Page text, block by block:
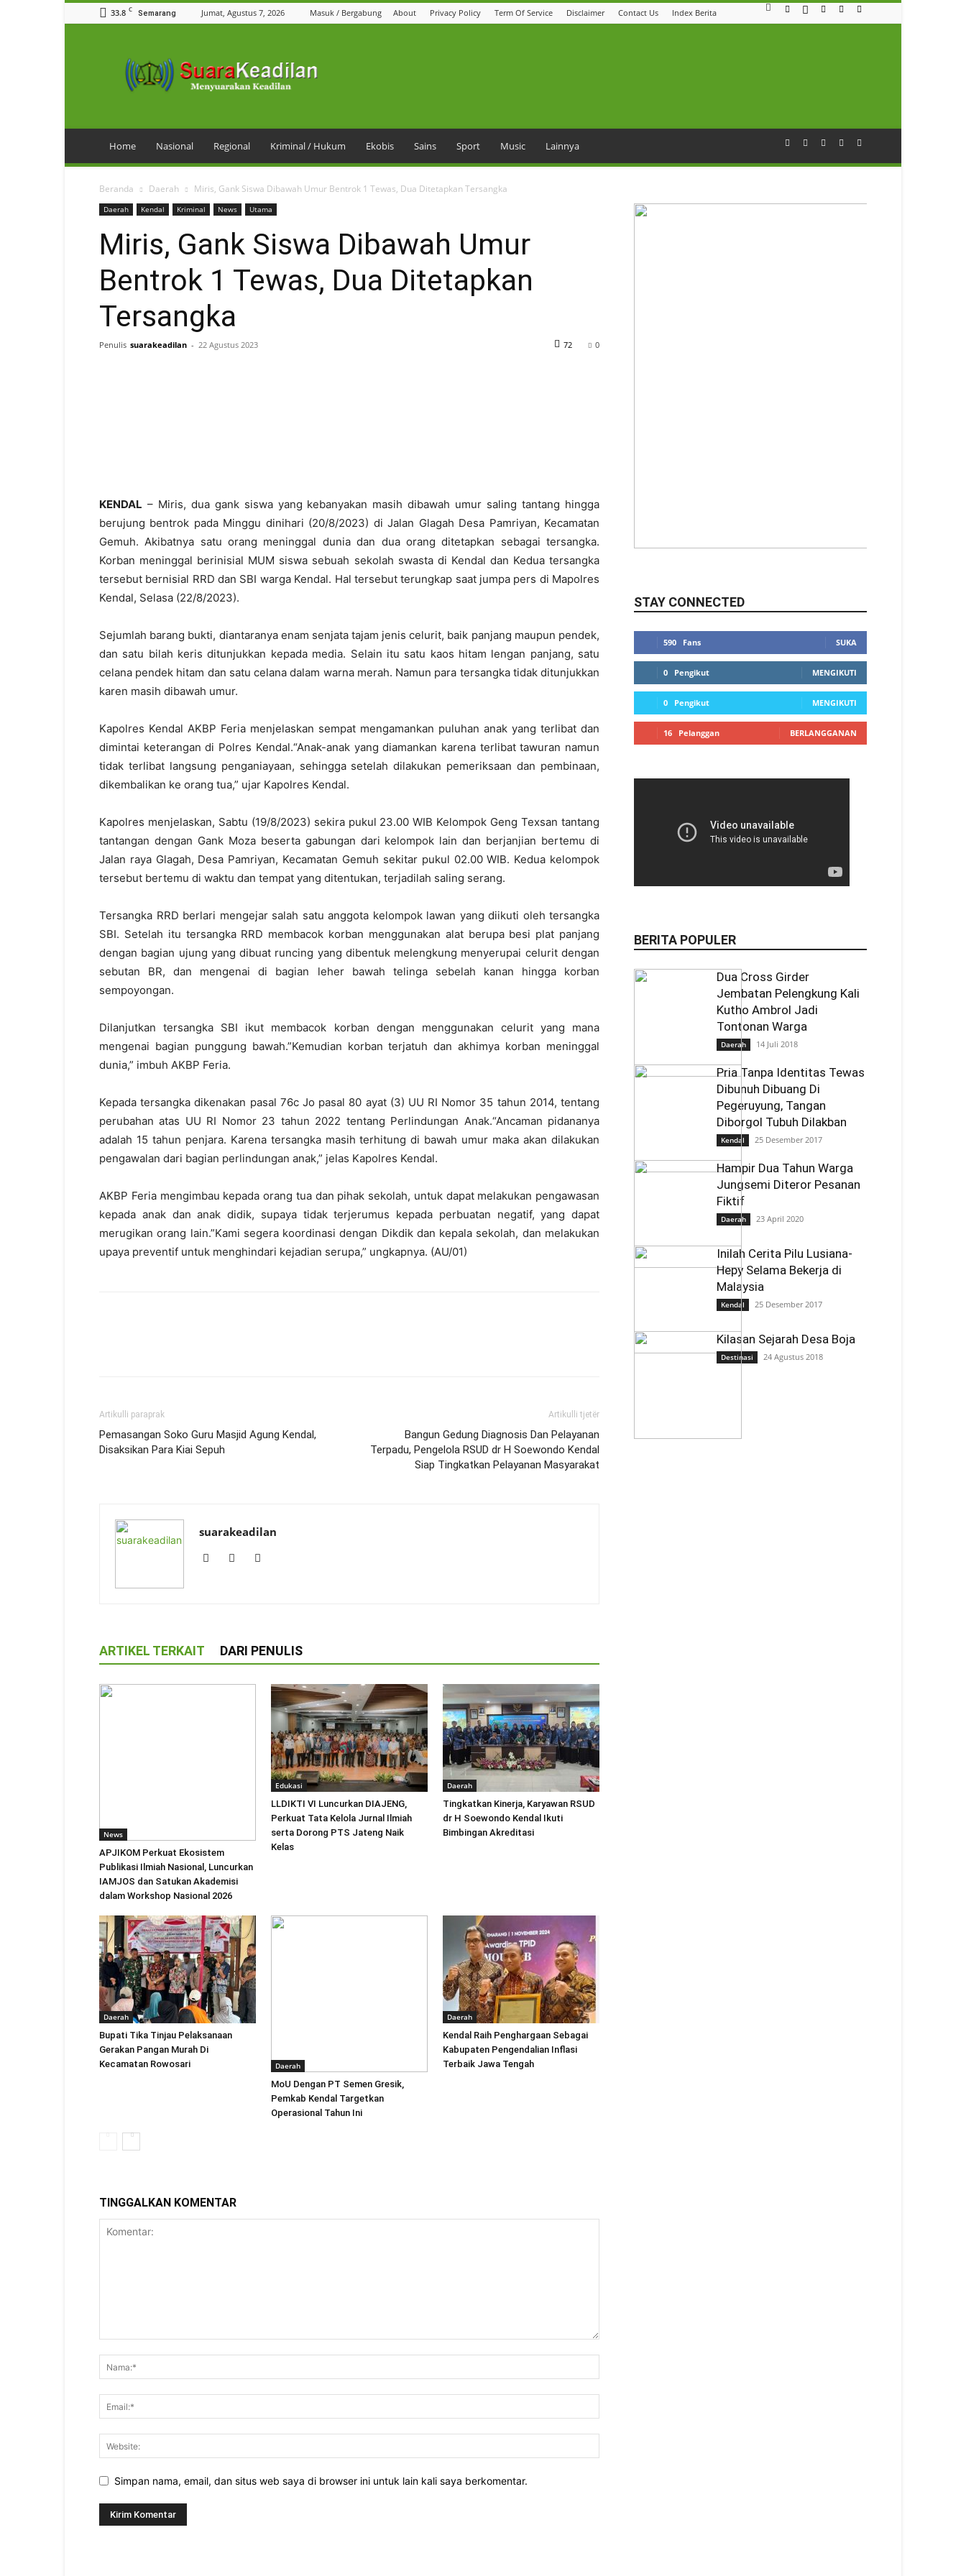
33.8 C Semarang Jumat, Agustus 7, 2026 Masuk / Bergabung About Privacy Policy Term Of Service Disclaimer Contact Us Index Berita
Home Nasional Regional Kriminal / Hukum Ekobis Sains Sport Music Lainnya
Beranda Daerah Miris, Gank Siswa Dibawah Umur Bentrok 1 Tewas, Dua Ditetapkan Tersangka
Daerah Kendal Kriminal News Utama
Miris, Gank Siswa Dibawah Umur
Bentrok 1 Tewas, Dua Ditetapkan
Tersangka
Penulis suarakeadilan - 22 Agustus 2023 0
72
KENDAL – Miris, dua gank siswa yang kebanyakan masih dibawah umur saling tantang hingga
berujung bentrok pada Minggu dinihari (20/8/2023) di Jalan Glagah Desa Pamriyan, Kecamatan
Gemuh. Akibatnya satu orang meninggal dunia dan dua orang ditetapkan sebagai tersangka.
Korban meninggal berinisial MUM siswa sebuah sekolah swasta di Kendal dan Kedua tersangka
tersebut bernisial RRD dan SBI warga Kendal. Hal tersebut terungkap saat jumpa pers di Mapolres
Kendal, Selasa (22/8/2023).
Sejumlah barang bukti, diantaranya enam senjata tajam jenis celurit, baik panjang maupun pendek,
dan satu bilah keris ditunjukkan kepada media. Selain itu satu kaos hitam lengan panjang, satu
celana pendek hitam dan satu celana dalam warna merah. Namun para tersangka tidak ditunjukkan
karen masih dibawah umur.
Kapolres Kendal AKBP Feria menjelaskan sempat mengamankan puluhan anak yang terlibat dan
dimintai keterangan di Polres Kendal.“Anak-anak yang diamankan karena terlibat tawuran namun
tidak terlibat langsung penganiayaan, sehingga setelah dilakukan pemeriksaan dan pembinaan,
dikembalikan ke orang tua,” ujar Kapolres Kendal.
Kapolres menjelaskan, Sabtu (19/8/2023) sekira pukul 23.00 WIB Kelompok Geng Texsan tantang
tantangan dengan Gank Moza beserta gabungan dari kelompok lain dan berjanjian bertemu di
Jalan raya Glagah, Desa Pamriyan, Kecamatan Gemuh sekitar pukul 02.00 WIB. Kedua kelompok
tersebut bertemu di waktu dan tempat yang ditentukan, terjadilah saling serang.
Tersangka RRD berlari mengejar salah satu anggota kelompok lawan yang diikuti oleh tersangka
SBI. Setelah itu tersangka RRD membacok korban menggunakan alat berupa besi plat panjang
dengan bagian ujung yang dibuat runcing yang dibentuk melengkung menyerupai celurit dengan
sebutan BR, dan mengenai di bagian leher bawah telinga sebelah kanan hingga korban
sempoyongan.
Dilanjutkan tersangka SBI ikut membacok korban dengan menggunakan celurit yang mana
mengenai bagian punggung bawah.”Kemudian korban terjatuh dan akhimya korban meninggal
dunia,” imbuh AKBP Feria.
Kepada tersangka dikenakan pasal 76c Jo pasal 80 ayat (3) UU RI Nomor 35 tahun 2014, tentang
perubahan atas UU RI Nomor 23 tahun 2022 tentang Perlindungan Anak.“Ancaman pidananya
adalah 15 tahun penjara. Karena tersangka masih terhitung di bawah umur maka akan dilakukan
pengawalan dari bagian perlindungan anak,” jelas Kapolres Kendal.
AKBP Feria mengimbau kepada orang tua dan pihak sekolah, untuk dapat melakukan pengawasan
kepada anak dan anak didik, supaya tidak terjerumus kepada perbuatan negatif, yang dapat
merugikan orang lain.”Kami segera koordinasi dengan Dikdik dan kepala sekolah, dan melakukan
upaya preventif untuk menghindari kejadian serupa,” ungkapnya. (AU/01)
Artikulli paraprak
Pemasangan Soko Guru Masjid Agung Kendal,
Disaksikan Para Kiai Sepuh
Artikulli tjetër
Bangun Gedung Diagnosis Dan Pelayanan
Terpadu, Pengelola RSUD dr H Soewondo Kendal
Siap Tingkatkan Pelayanan Masyarakat
suarakeadilan
ARTIKEL TERKAIT DARI PENULIS
News
APJIKOM Perkuat Ekosistem
Publikasi Ilmiah Nasional, Luncurkan
IAMJOS dan Satukan Akademisi
dalam Workshop Nasional 2026
Edukasi
LLDIKTI VI Luncurkan DIAJENG,
Perkuat Tata Kelola Jurnal Ilmiah
serta Dorong PTS Jateng Naik
Kelas
Daerah
Tingkatkan Kinerja, Karyawan RSUD
dr H Soewondo Kendal Ikuti
Bimbingan Akreditasi
Daerah
Bupati Tika Tinjau Pelaksanaan
Gerakan Pangan Murah Di
Kecamatan Rowosari
Daerah
MoU Dengan PT Semen Gresik,
Pemkab Kendal Targetkan
Operasional Tahun Ini
Daerah
Kendal Raih Penghargaan Sebagai
Kabupaten Pengendalian Inflasi
Terbaik Jawa Tengah
TINGGALKAN KOMENTAR
Simpan nama, email, dan situs web saya di browser ini untuk lain kali saya berkomentar.
STAY CONNECTED
590 Fans SUKA
0 Pengikut MENGIKUTI
0 Pengikut MENGIKUTI
16 Pelanggan BERLANGGANAN
BERITA POPULER
Dua Cross Girder
Jembatan Pelengkung Kali
Kutho Ambrol Jadi
Tontonan Warga
Daerah 14 Juli 2018
Pria Tanpa Identitas Tewas
Dibunuh Dibuang Di
Pegeruyung, Tangan
Diborgol Tubuh Dilakban
Kendal 25 Desember 2017
Hampir Dua Tahun Warga
Jungsemi Diteror Pesanan
Fiktif
Daerah 23 April 2020
Inilah Cerita Pilu Lusiana-
Hepy Selama Bekerja di
Malaysia
Kendal 25 Desember 2017
Kilasan Sejarah Desa Boja
Destinasi 24 Agustus 2018